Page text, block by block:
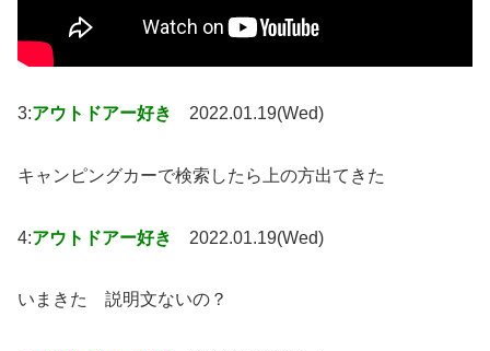
3:アウトドアー好き 2022.01.19(Wed)
キャンピングカーで検索したら上の方出てきた
4:アウトドアー好き 2022.01.19(Wed)
いまきた 説明文ないの？